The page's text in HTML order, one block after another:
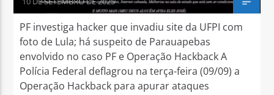
PF investiga hacker que invadiu site da UFPI com
foto de Lula; há suspeito de Parauapebas
envolvido no caso PF e Operação Hackback A
Polícia Federal deflagrou na terça-feira (09/09) a
Operação Hackback para apurar ataques